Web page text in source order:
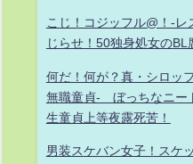
こじ！コジッフル@！-レ
じらせ！50独身処女のBL
何だ！何が？真・シロ
無職童貞- ぼっちなニー
生童貞上等夜露死苦！
男装スケバン女子！スケ